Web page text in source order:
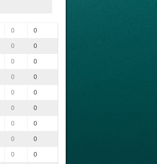
0 0
0 0
0 0
0 0
0 0
0 0
0 0
0 0
0 0